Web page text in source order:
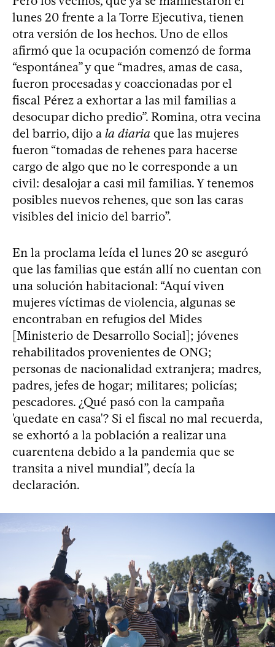
lunes 20 frente a la Torre Ejecutiva, tienen
otra versión de los hechos. Uno de ellos
afirmó que la ocupación comenzó de forma
“espontánea” y que “madres, amas de casa,
fueron procesadas y coaccionadas por el
fiscal Pérez a exhortar a las mil familias a
desocupar dicho predio”. Romina, otra vecina
del barrio, dijo a la diaria que las mujeres
fueron “tomadas de rehenes para hacerse
cargo de algo que no le corresponde a un
civil: desalojar a casi mil familias. Y tenemos
posibles nuevos rehenes, que son las caras
visibles del inicio del barrio”.
En la proclama leída el lunes 20 se aseguró
que las familias que están allí no cuentan con
una solución habitacional: “Aquí viven
mujeres víctimas de violencia, algunas se
encontraban en refugios del Mides
[Ministerio de Desarrollo Social]; jóvenes
rehabilitados provenientes de ONG;
personas de nacionalidad extranjera; madres,
padres, jefes de hogar; militares; policías;
pescadores. ¿Qué pasó con la campaña
'quedate en casa'? Si el fiscal no mal recuerda,
se exhortó a la población a realizar una
cuarentena debido a la pandemia que se
transita a nivel mundial”, decía la
declaración.